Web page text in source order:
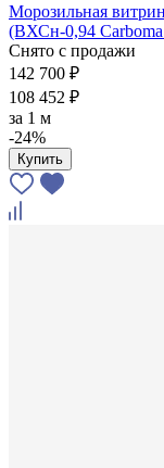
Морозильная
(ВХСн-0,94
Снято с продажи
142 700 ₽
108 452 ₽
за 1 м
-24%
Купить